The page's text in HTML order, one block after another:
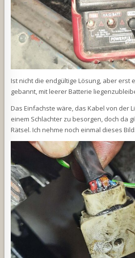
Ist nicht die endgültige Lösung, aber erst
gebannt, mit leerer Batterie
Das Einfachste wäre, das Kabel von der
einem Schlachter zu besorgen, doch da
Rätsel. Ich nehme noch einmal dieses Bild: